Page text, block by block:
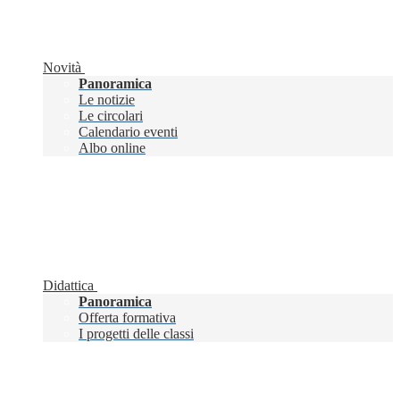
Novità
Panoramica
Le notizie
Le circolari
Calendario eventi
Albo online
Didattica
Panoramica
Offerta formativa
I progetti delle classi